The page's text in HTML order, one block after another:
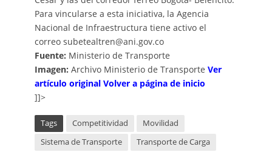
Para vincularse a esta iniciativa, la Agencia
Nacional de Infraestructura tiene activo el
correo subetealtren@ani.gov.co
Fuente: Ministerio de Transporte
Imagen: Archivo Ministerio de Transporte Ver
artículo original Volver a página de inicio
]]>
Tags Competitividad
Movilidad
Sistema de Transporte
Transporte de Carga